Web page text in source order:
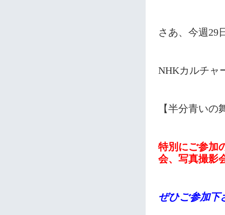
さあ、今週29
NHKカルチャ
【半分青いの
特別にご参加
会、写真撮影
ぜひご参加下